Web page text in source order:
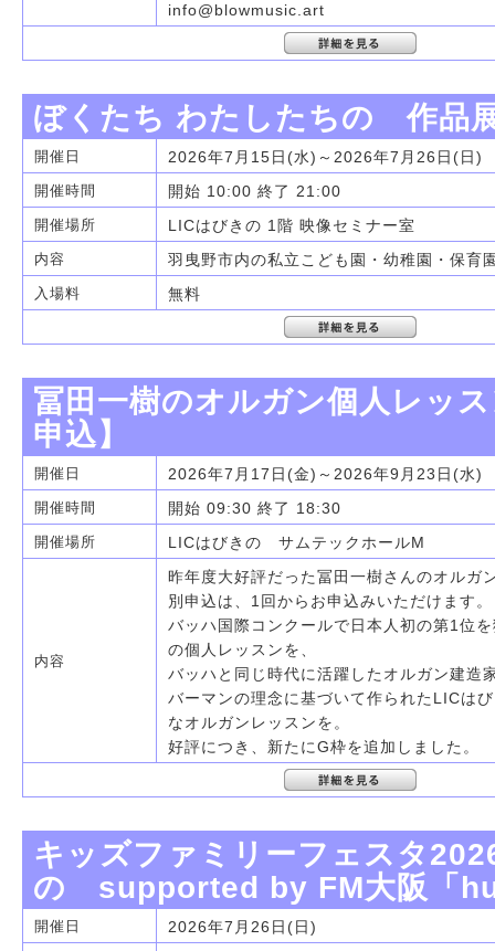
info@blowmusic.art
ぼくたち わたしたちの 作品
開催日 2026年7月15日(水)～2026年7月26日(日)
開催時間 開始 10:00 終了 21:00
開催場所 LICはびきの 1階 映像セミナー室
内容 羽曳野市内の私立こども園・幼稚園・保育
入場料 無料
冨田一樹のオルガン個人レッ
申込】
開催日 2026年7月17日(金)～2026年9月23日(水)
開催時間 開始 09:30 終了 18:30
開催場所 LICはびきの サムテックホールM
内容
昨年度大好評だった冨田一樹さんのオルガ
別申込は、1回からお申込みいただけます。
バッハ国際コンクールで日本人初の第1位
の個人レッスンを、
バッハと同じ時代に活躍したオルガン建造
バーマンの理念に基づいて作られたLICは
なオルガンレッスンを。
好評につき、新たにG枠を追加しました。
キッズファミリーフェスタ
の supported by FM大阪「
開催日 2026年7月26日(日)